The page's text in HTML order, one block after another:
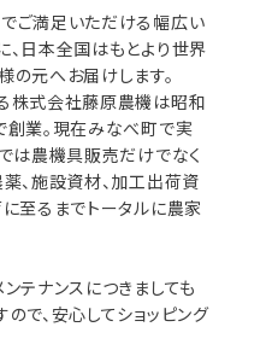
ご満足いただける幅広い
、日本全国はもとより世界
の元へお届けします。
株式会社藤原農機は昭和
業。現在みなべ町で実
は農機具販売だけでなく
、施設資材、加工出荷資
至るまでトータルに農家
テナンスにつきましても
で、安心してショッピング